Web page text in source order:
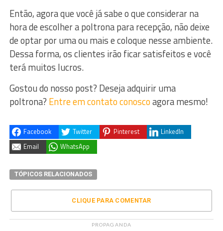
Então, agora que você já sabe o que considerar na
hora de escolher a poltrona para recepção, não deixe
de optar por uma ou mais e coloque nesse ambiente.
Dessa forma, os clientes irão ficar satisfeitos e você
terá muitos lucros.
Gostou do nosso post? Deseja adquirir uma
poltrona? Entre em contato conoscoagora mesmo!
Facebook Twitter Pinterest
LinkedIn
Email
WhatsApp
TÓPICOS RELACIONADOS
CLIQUE PARA COMENTAR
PROPAGANDA